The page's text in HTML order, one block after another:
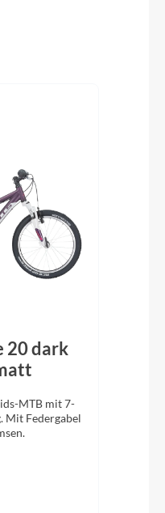
20 dark
MTB mit 7-
Mit Federgabel